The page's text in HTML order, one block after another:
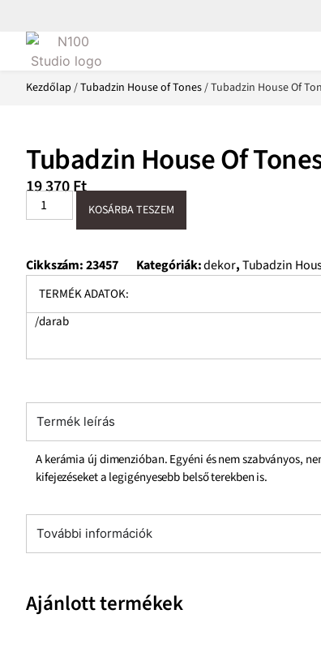
Kezdőlap /Tubadzin House of Tones/ Tubadzin House Of
Tubadzin House Of
19 370Ft
KOSÁRBA TESZEM
Cikkszám:23457 Kategóriák:dekor,Tubadzin
TERMÉK ADATOK:
/darab
Termék leírás
A kerámia új dimenzióban. Egyéni és nem szabványos,
kifejezéseket a legigényesebb belső terekben is.
További információk
Ajánlott termékek